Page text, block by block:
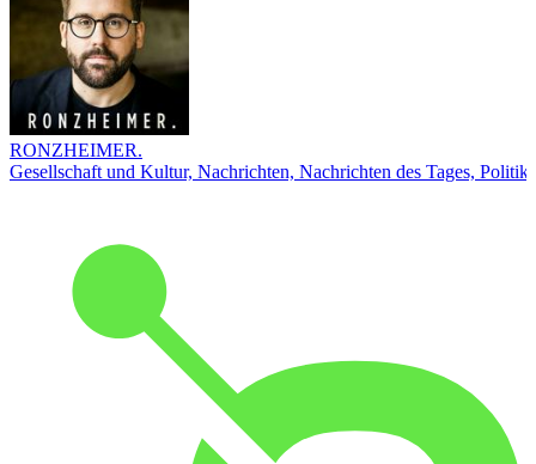
RONZHEIMER.
Gesellschaft und Kultur, Nachrichten, Nachrichten des Tages, Politik